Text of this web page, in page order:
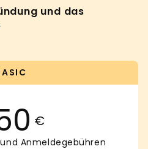
und das
€
Anmeldegebühren